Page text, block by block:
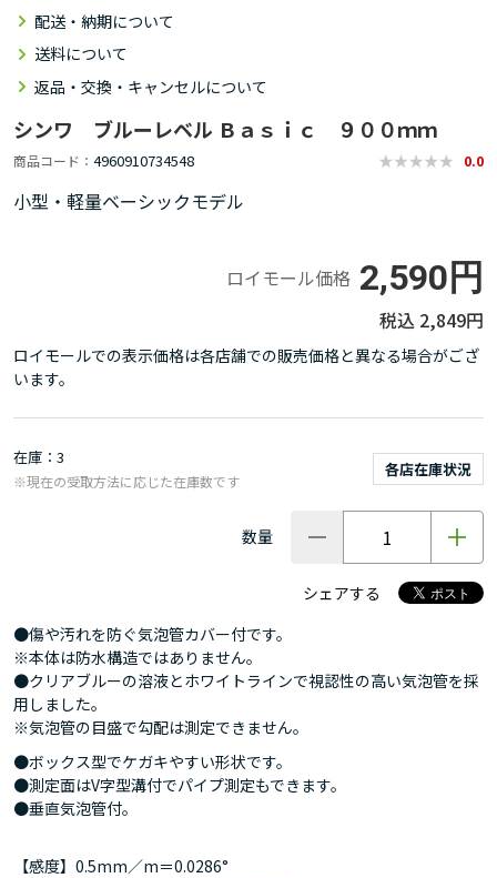
配送・納期について
送料について
返品・交換・キャンセルについて
シンワ ブルーレベル Ｂａｓｉｃ ９００ｍｍ
商品コード 4960910734548 0.0
小型・軽量ベーシックモデル
ロイモール価格 2,590円
2,849円
ロイモールでの表示価格は各店舗での販売価格と異なる場合がござ
います。
在庫 3
各店在庫状況
※現在の受取方法に応じた在庫数です
数量
シェアする
●傷や汚れを防ぐ気泡管カバー付です。
※本体は防水構造ではありません。
●クリアブルーの溶液とホワイトラインで視認性の高い気泡管を採
用しました。
※気泡管の目盛で勾配は測定できません。
●ボックス型でケガキやすい形状です。
●測定面はV字型溝付でパイプ測定もできます。
●垂直気泡管付。
【感度】0.5mm／m＝0.0286°